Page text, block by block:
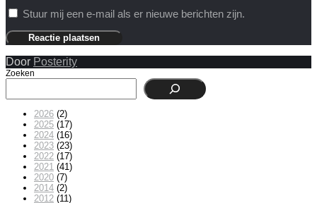
Stuur mij een e-mail als er nieuwe berichten zijn.
Door Posterity
Zoeken
2026 (2)
2025 (17)
2024 (16)
2023 (23)
2022 (17)
2021 (41)
2020 (7)
2014 (2)
2012 (11)